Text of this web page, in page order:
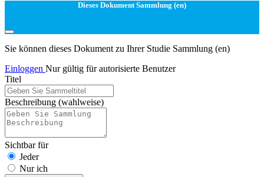
Dieses Dokument Sammlung (en)
Sie können dieses Dokument zu Ihrer Studie Sammlung (en)
Einloggen Nur gültig für autorisierte Benutzer
Titel
Beschreibung (wahlweise)
Sichtbar für
Jeder
Nur ich